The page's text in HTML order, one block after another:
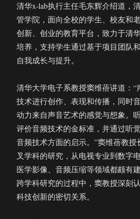
清华x-lab执行主任毛东辉介绍道，
管学院，面向全校的学生、校友和
创新、创业的教育平台，致力于清
培养，支持学生通过基于项目团队
自我成长与提升。
清华大学电子系教授窦维蓓讲道：“
技术进行创作、表现和传播，同时
动力来自声音艺术的感觉与想象。
评价音频技术的金标准，并通过听
音频技术方面的启示。”窦维蓓教授
叉学科的研究，从电视专业到数字
医学影像、音频压缩等领域都颇有
跨学科研究的过程中，窦教授深刻
科技创新的密切关系。